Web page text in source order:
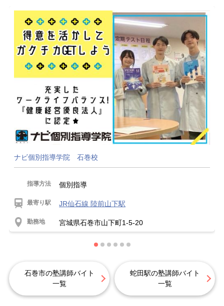
ナビ個別指導学院 石巻校
指導方法 個別指導
最寄り駅 JR仙石線 陸前山下駅
勤務地 宮城県石巻市山下町1-5-20
石巻市の塾講師バイト
一覧
蛇田駅の塾講師バイト
一覧